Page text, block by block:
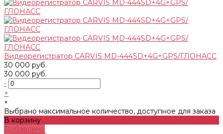
Видеорегистратор CARVIS MD-444SD+4G+GPS/ГЛОНАСС
30 000 руб.
30 000 руб.
-
+
×
Выбрано максимальное количество, доступное для заказа
В корзину
Добавлено